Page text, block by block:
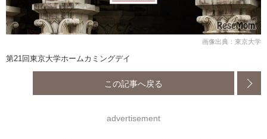
画像出典：東京大学
第21回東京大学ホームカミングデイ
この記事へ戻る
advertisement